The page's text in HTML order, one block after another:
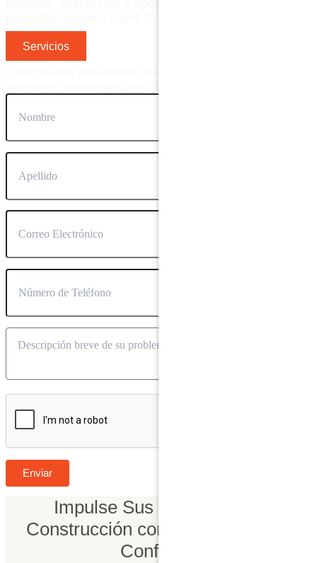
Servicios
Impulse Sus Proyectos de
Construcción con Asesoría Legal
Confiable